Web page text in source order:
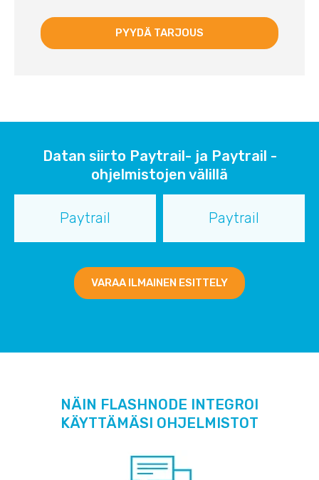
Datan siirto Paytrail- ja Paytrail -
ohjelmistojen välillä
Paytrail Paytrail
VARAA ILMAINEN ESITTELY
NÄIN FLASHNODE INTEGROI
KÄYTTÄMÄSI OHJELMISTOT